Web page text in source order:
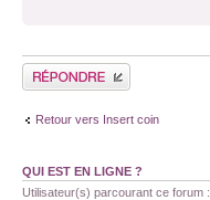
Publier une réponse
Retour vers Insert coin
QUI EST EN LIGNE ?
Utilisateur(s) parcourant ce forum